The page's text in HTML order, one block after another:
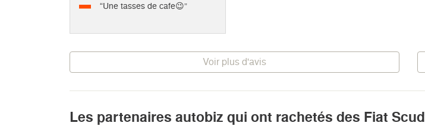
“Une tasses de cafe😉”
Voir plus d'avis
Les partenaires autobiz qui ont rachetés des Fiat